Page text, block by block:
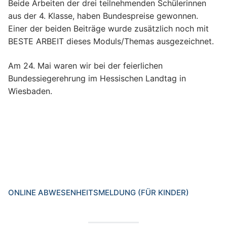
Beide Arbeiten der drei teilnehmenden Schülerinnen
aus der 4. Klasse, haben Bundespreise gewonnen.
Einer der beiden Beiträge wurde zusätzlich noch mit
BESTE ARBEIT dieses Moduls/Themas ausgezeichnet.
Am 24. Mai waren wir bei der feierlichen
Bundessiegerehrung im Hessischen Landtag in
Wiesbaden.
ONLINE ABWESENHEITSMELDUNG (FÜR KINDER)